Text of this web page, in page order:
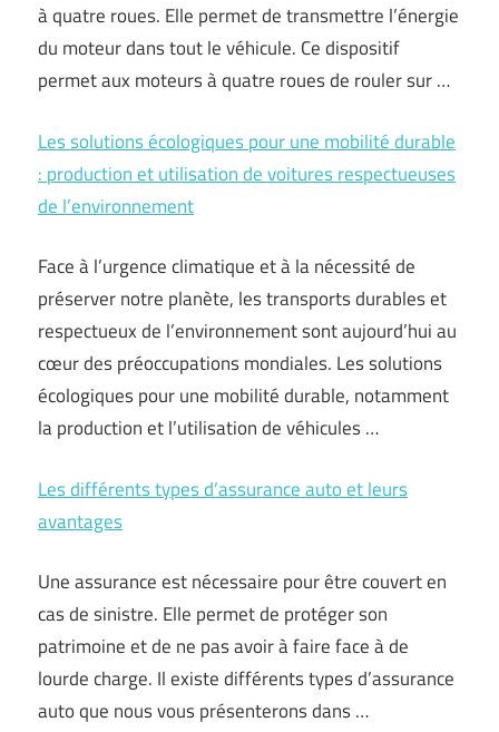
à quatre roues. Elle permet de transmettre l’énergie
du moteur dans tout le véhicule. Ce dispositif
permet aux moteurs à quatre roues de rouler sur …
Les solutions écologiques pour une mobilité durable
: production et utilisation de voitures respectueuses
de l’environnement
Face à l’urgence climatique et à la nécessité de
préserver notre planète, les transports durables et
respectueux de l’environnement sont aujourd’hui au
cœur des préoccupations mondiales. Les solutions
écologiques pour une mobilité durable, notamment
la production et l’utilisation de véhicules …
Les différents types d’assurance auto et leurs
avantages
Une assurance est nécessaire pour être couvert en
cas de sinistre. Elle permet de protéger son
patrimoine et de ne pas avoir à faire face à de
lourde charge. Il existe différents types d’assurance
auto que nous vous présenterons dans …